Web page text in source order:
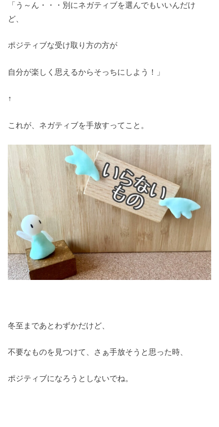
「う～ん・・・別にネガティブを選んでもいいんだけ
ど、
ポジティブな受け取り方の方が
自分が楽しく思えるからそっちにしよう！」
↑
これが、ネガティブを手放すってこと。
冬至まであとわずかだけど、
不要なものを見つけて、さぁ手放そうと思った時、
ポジティブになろうとしないでね。